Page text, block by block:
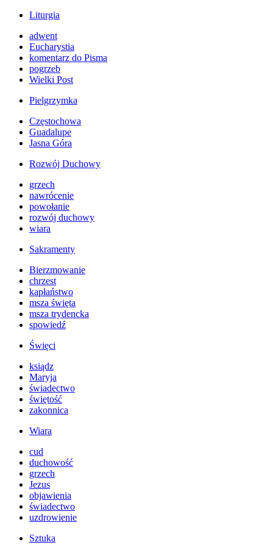
Liturgia
adwent
Eucharystia
komentarz do Pisma
pogrzeb
Wielki Post
Pielgrzymka
Częstochowa
Guadalupe
Jasna Góra
Rozwój Duchowy
grzech
nawrócenie
powołanie
rozwój duchowy
wiara
Sakramenty
Bierzmowanie
chrzest
kapłaństwo
msza święta
msza trydencka
spowiedź
Święci
ksiądz
Maryja
świadectwo
świętość
zakonnica
Wiara
cud
duchowość
grzech
Jezus
objawienia
świadectwo
uzdrowienie
Sztuka